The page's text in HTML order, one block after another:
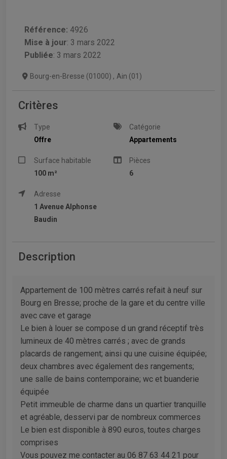
Référence: 4926
Mise à jour: 3 mars 2022
Publiée: 3 mars 2022
Bourg-en-Bresse (01000) , Ain (01)
Critères
Type
Offre
Catégorie
Appartements
Surface habitable
100 m²
Pièces
6
Adresse
1 Avenue Alphonse
Baudin
Description
Appartement de 100 mètres carrés refait à neuf sur
Bourg en Bresse; proche de la gare et du centre ville
avec cave et garage
Le bien à louer se compose d un grand réceptif très
lumineux de 40 mètres carrés ; avec de grands
placards de rangement; ainsi qu une cuisine équipée;
deux chambres avec également des rangements;
une salle de bains contemporaine; wc et buanderie
équipée
Petit immeuble de charme dans un quartier tranquille
et agréable, desservi par de nombreux commerces
Le bien est disponible à 890 euros, toutes charges
comprises
Vous pouvez me contacter au 06 87 63 44 21 pour